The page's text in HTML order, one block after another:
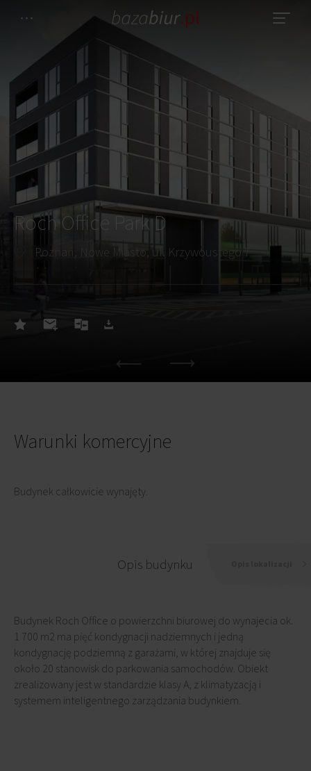
Roch Office Park D
Poznań, Nowe Miasto, ul. Krzywoustego 7
Warunki komercyjne
Budynek całkowicie wynajęty.
Opis budynku
Budynek Roch Office o powierzchni biurowej do wynajecia ok.
1 700 m2 ma pięć kondygnacji nadziemnych i jedną
kondygnację podziemną z garażami, w której znajduje się
około 20 stanowisk do parkowania samochodów. Obiekt
zrealizowany jest w standardzie klasy A, z klimatyzacją i
systemem inteligentnego zarządzania budynkiem.